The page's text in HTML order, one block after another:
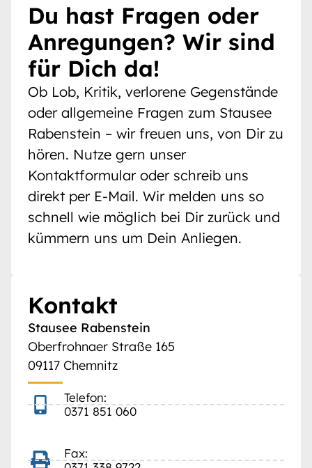
Du hast Fragen oder
Anregungen? Wir sind
für Dich da!
Ob Lob, Kritik, verlorene Gegenstände
oder allgemeine Fragen zum Stausee
Rabenstein – wir freuen uns, von Dir zu
hören. Nutze gern unser
Kontaktformular oder schreib uns
direkt per E-Mail. Wir melden uns so
schnell wie möglich bei Dir zurück und
kümmern uns um Dein Anliegen.
Kontakt
Stausee Rabenstein
Oberfrohnaer Straße 165
09117 Chemnitz
Telefon:
0371 851 060
Fax: